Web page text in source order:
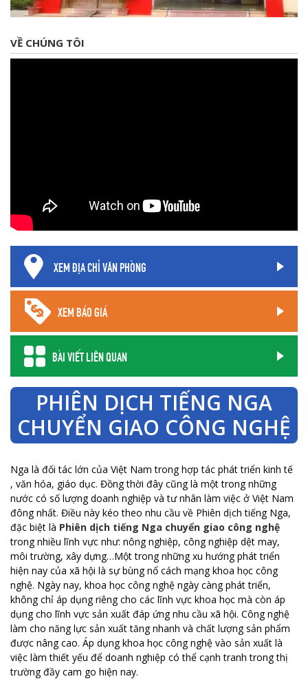
VỀ CHÚNG TÔI
XEM ĐỊA CHỈ VĂN PHÒNG
XEM BÁO GIÁ
BÀI VIẾT LIÊN QUAN
PHIÊN DỊCH TIẾNG NGA
CHUYỂN GIAO CÔNG NGHỆ
Nga là đối tác lớn của Việt Nam trong hợp tác phát triển kinh tế
, văn hóa, giáo dục. Đồng thời đây cũng là một trong những
nước có số lượng doanh nghiệp và tư nhân làm việc ở Việt Nam
đông nhất. Điều này kéo theo nhu cầu về Phiên dịch tiếng Nga,
đặc biệt là Phiên dịch tiếng Nga chuyển giao công nghệ
trong nhiều lĩnh vực như: nông nghiệp, công nghiệp dệt may,
môi trường, xây dựng…Một trong những xu hướng phát triển
hiện nay của xã hội là sự bùng nổ cách mạng khoa học công
nghệ. Ngày nay, khoa học công nghệ ngày càng phát triển,
không chỉ áp dụng riêng cho các lĩnh vực khoa học mà còn áp
dụng cho lĩnh vực sản xuất đáp ứng nhu cầu xã hội. Công nghệ
làm cho năng lực sản xuất tăng nhanh và chất lượng sản phẩm
được nâng cao. Áp dụng khoa học công nghệ vào sản xuất là
việc làm thiết yếu để doanh nghiệp có thể cạnh tranh trong thị
trường đầy cam go hiện nay.